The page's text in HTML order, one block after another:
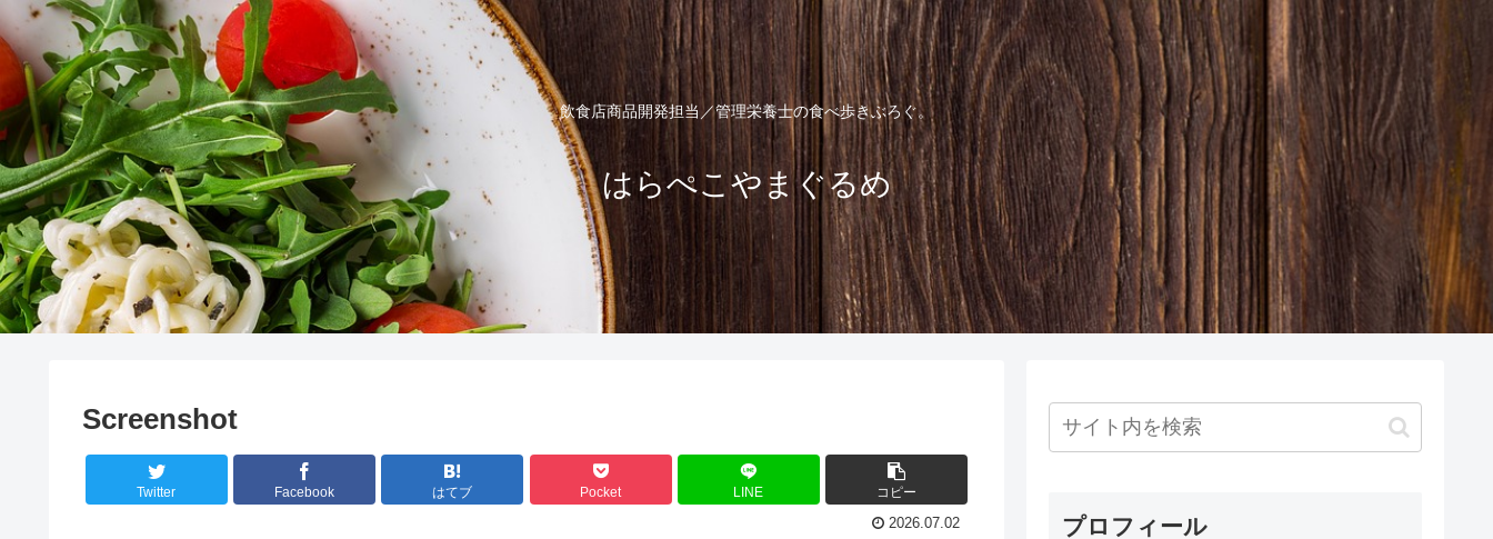
飲食店商品開発担当／管理栄養士の食べ歩きぶろぐ。
はらぺこやまぐるめ
Screenshot
Twitter Facebook はてブ Pocket LINE コピー
2026.07.02 プロフィール